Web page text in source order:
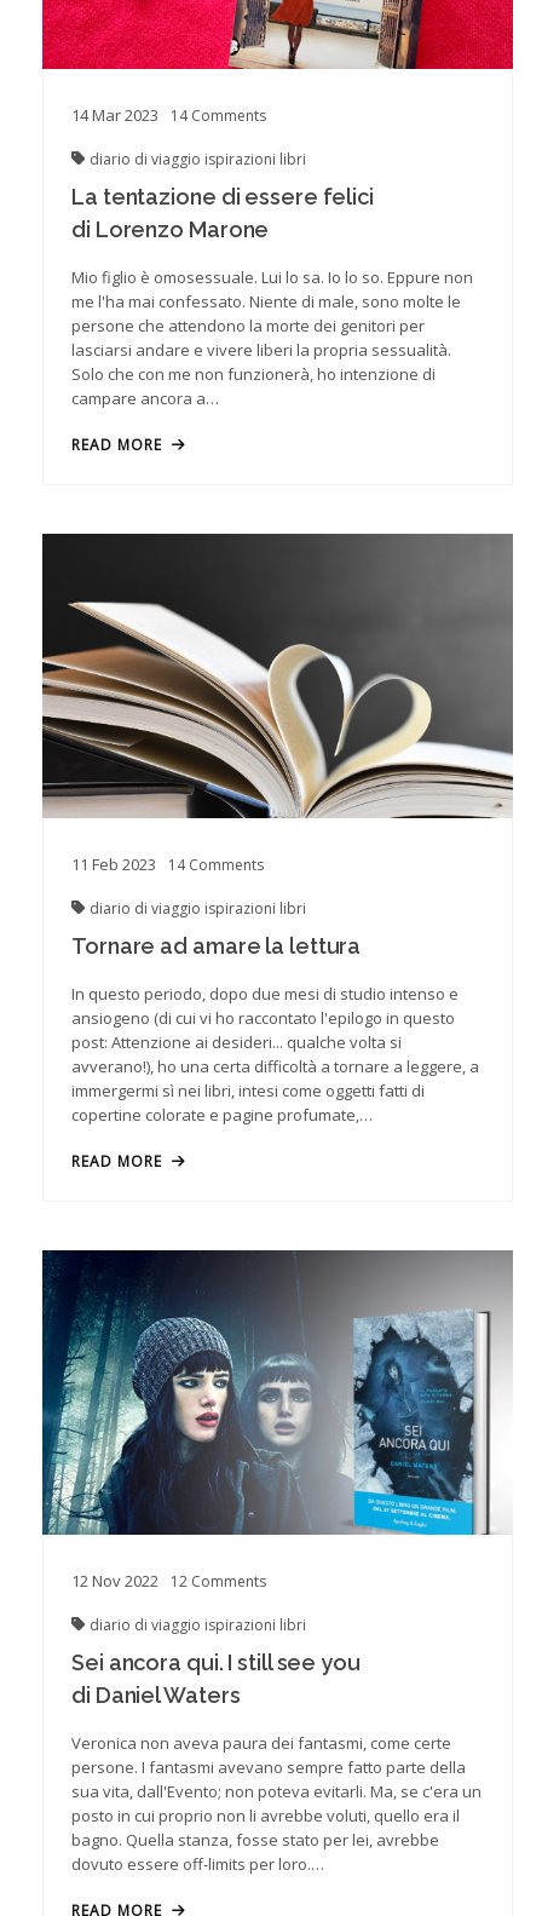
14Mar2023 14Comments
diario di viaggio ispirazioni libri
La tentazione di essere felici
di Lorenzo Marone
Mio figlio è omosessuale. Lui lo sa. Io lo so. Eppure non
me l'ha mai confessato. Niente di male, sono molte le
persone che attendono la morte dei genitori per
lasciarsi andare e vivere liberi la propria sessualità.
Solo che con me non funzionerà, ho intenzione di
campare ancora a…
READ MORE
11 Feb 2023 14Comments
diario di viaggio ispirazioni libri
Tornare ad amare la lettura
In questo periodo, dopo due mesi di studio intenso e
ansiogeno (di cui vi ho raccontato l'epilogo in questo
post: Attenzione ai desideri... qualche volta si
avverano!), ho una certa difficoltà a tornare a leggere, a
immergermi sì nei libri, intesi come oggetti fatti di
copertine colorate e pagine profumate,…
READ MORE
12Nov2022 12 Comments
diario di viaggio ispirazioni libri
Sei ancora qui. I still see you
di Daniel Waters
Veronica non aveva paura dei fantasmi, come certe
persone. I fantasmi avevano sempre fatto parte della
sua vita, dall'Evento; non poteva evitarli. Ma, se c'era un
posto in cui proprio non li avrebbe voluti, quello era il
bagno. Quella stanza, fosse stato per lei, avrebbe
dovuto essere off-limits per loro.…
READ MORE